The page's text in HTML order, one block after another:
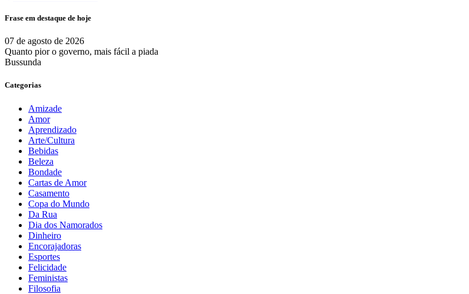
Frase em destaque de hoje
07 de agosto de 2026
Quanto pior o governo, mais fácil a piada
Bussunda
Categorias
Amizade
Amor
Aprendizado
Arte/Cultura
Bebidas
Beleza
Bondade
Cartas de Amor
Casamento
Copa do Mundo
Da Rua
Dia dos Namorados
Dinheiro
Encorajadoras
Esportes
Felicidade
Feministas
Filosofia